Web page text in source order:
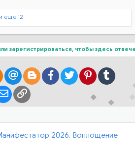
и еще 12
зарегистрироваться, чтобы здесь
Одноклассники
Mail.ruBloggerFacebook
TwitterPinterestTumblr
Электронная почта
Ссылка
2026. Воплощение